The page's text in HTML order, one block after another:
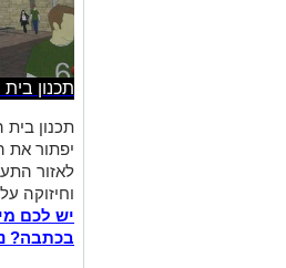
תכנון
תכנון
יפתור את
לאזור
וחיזוקה
יש לכם
בכתבה?